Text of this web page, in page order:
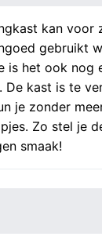
kan voor
gebruikt
is het ook nog
De kast is te
je zonder
Zo stel je
smaak!